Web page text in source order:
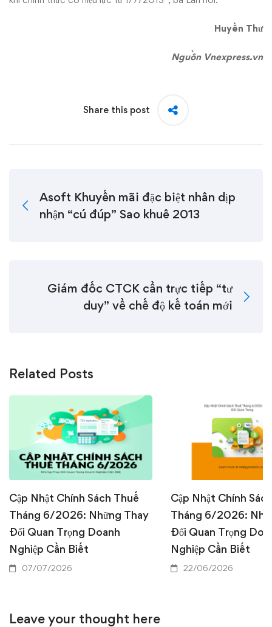
Huyền Thư
Nguồn Vnexpress.vn
Share this post
Asoft Khuyến mãi đặc biệt nhân dịp
nhận “cú đúp” Sao khuê 2013
Giám đốc CTCK cần trực tiếp “tư
duy” về chế độ kế toán mới
Related Posts
Cập Nhật Chính Sách Thuế
Tháng 6/2026: Những Thay
Đổi Quan Trọng Doanh
Nghiệp Cần Biết
07/07/2026
Cập Nhật Chính
Tháng 6/2026:
Đổi Quan Trọng
Nghiệp Cần Biết
22/06/2026
Leave your thought here